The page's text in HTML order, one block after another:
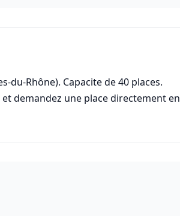
du-Rhône). Capacite de 40 places.
demandez une place directement en